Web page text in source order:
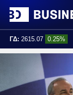
ΓΔ: 2615.07 0.25%
Τελ. ενημέρωση: